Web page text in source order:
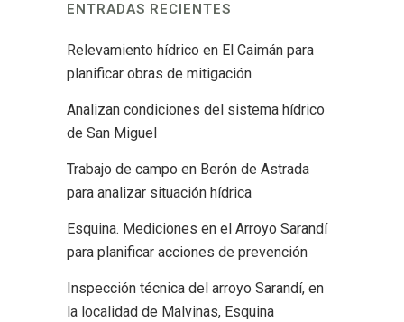
ENTRADAS RECIENTES
Relevamiento hídrico en El Caimán para
planificar obras de mitigación
Analizan condiciones del sistema hídrico
de San Miguel
Trabajo de campo en Berón de Astrada
para analizar situación hídrica
Esquina. Mediciones en el Arroyo Sarandí
para planificar acciones de prevención
Inspección técnica del arroyo Sarandí, en
la localidad de Malvinas, Esquina